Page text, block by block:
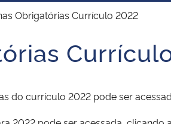
Desenvolvimento Regional
União
Advocacia-Geral da União Banco
Obrigatórias Currículo 2022
do currículo 2022 pode ser